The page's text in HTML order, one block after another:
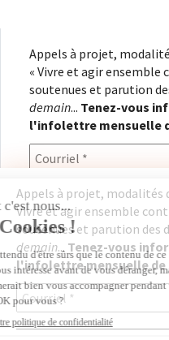
Appels à projet,
« Vivre et agir ensemble
soutenues et parution
demain... Tenez-vous
l'infolettre mensuelle
En renseignant votre
consentez à recevoir
Seligmann,
confidentialité. Il vous
désabonner à tout
Appels à projet, modalités
Vivre et agir ensemble
soutenues et parution des
demain... Tenez-vous
l'infolettre mensuelle de